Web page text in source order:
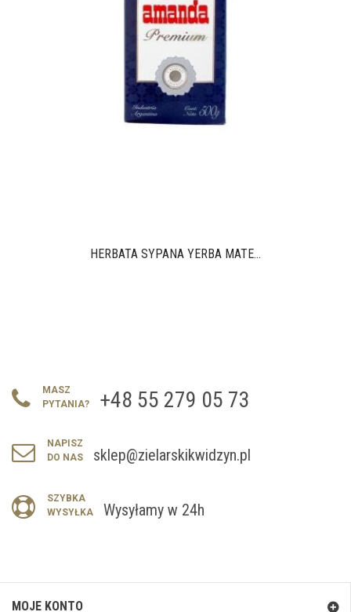
HERBATA SYPANA YERBA MATE...
MASZ
PYTANIA?
+48 55 279 05 73
NAPISZ
DO NAS
sklep@zielarskikwidzyn.pl
SZYBKA
WYSYŁKA
Wysyłamy w 24h
MOJE KONTO